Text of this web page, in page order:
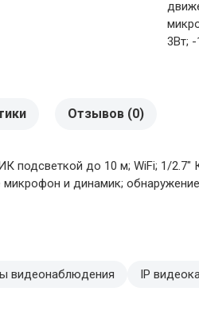
3Вт; -
Отзывов (0)
подсветкой до 10 м; WiFi; 1/2.7"
и динамик; обнаружение
видеонаблюдения IP